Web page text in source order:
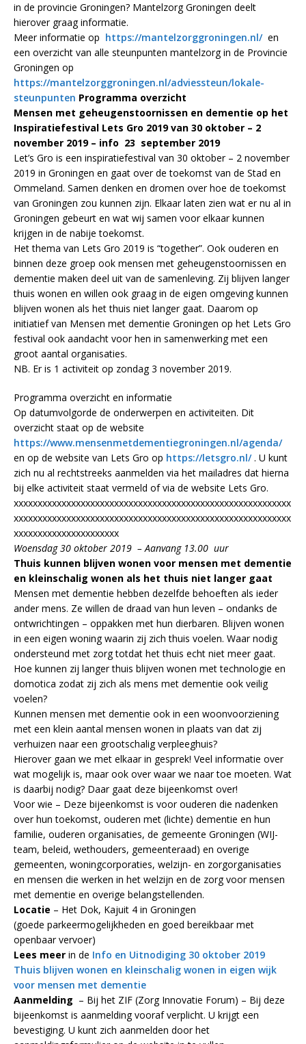
in de provincie Groningen? Mantelzorg Groningen deelt
hierover graag informatie.
Meer informatie op https://mantelzorggroningen.nl/ en
een overzicht van alle steunpunten mantelzorg in de Provincie
Groningen op
https://mantelzorggroningen.nl/adviessteun/lokale-
steunpunten Programma overzicht
Mensen met geheugenstoornissen en dementie op het
Inspiratiefestival Lets Gro 2019 van 30 oktober – 2
november 2019 – info 23 september 2019
Let’s Gro is een inspiratiefestival van 30 oktober – 2 november
2019 in Groningen en gaat over de toekomst van de Stad en
Ommeland. Samen denken en dromen over hoe de toekomst
van Groningen zou kunnen zijn. Elkaar laten zien wat er nu al in
Groningen gebeurt en wat wij samen voor elkaar kunnen
krijgen in de nabije toekomst.
Het thema van Lets Gro 2019 is “together”. Ook ouderen en
binnen deze groep ook mensen met geheugenstoornissen en
dementie maken deel uit van de samenleving. Zij blijven langer
thuis wonen en willen ook graag in de eigen omgeving kunnen
blijven wonen als het thuis niet langer gaat. Daarom op
initiatief van Mensen met dementie Groningen op het Lets Gro
festival ook aandacht voor hen in samenwerking met een
groot aantal organisaties.
NB. Er is 1 activiteit op zondag 3 november 2019.
Programma overzicht en informatie
Op datumvolgorde de onderwerpen en activiteiten. Dit
overzicht staat op de website
https://www.mensenmetdementiegroningen.nl/agenda/
en op de website van Lets Gro op https://letsgro.nl/. U kunt
zich nu al rechtstreeks aanmelden via het mailadres dat hierna
bij elke activiteit staat vermeld of via de website Lets Gro.
xxxxxxxxxxxxxxxxxxxxxxxxxxxxxxxxxxxxxxxxxxxxxxxxxxxxxxxxxx
xxxxxxxxxxxxxxxxxxxxxxxxxxxxxxxxxxxxxxxxxxxxxxxxxxxxxxxxxx
xxxxxxxxxxxxxxxxxxxxxx
Woensdag 30 oktober 2019 – Aanvang 13.00 uur
Thuis kunnen blijven wonen voor mensen met dementie
en kleinschalig wonen als het thuis niet langer gaat
Mensen met dementie hebben dezelfde behoeften als ieder
ander mens. Ze willen de draad van hun leven – ondanks de
ontwrichtingen – oppakken met hun dierbaren. Blijven wonen
in een eigen woning waarin zij zich thuis voelen. Waar nodig
ondersteund met zorg totdat het thuis echt niet meer gaat.
Hoe kunnen zij langer thuis blijven wonen met technologie en
domotica zodat zij zich als mens met dementie ook veilig
voelen?
Kunnen mensen met dementie ook in een woonvoorziening
met een klein aantal mensen wonen in plaats van dat zij
verhuizen naar een grootschalig verpleeghuis?
Hierover gaan we met elkaar in gesprek! Veel informatie over
wat mogelijk is, maar ook over waar we naar toe moeten. Wat
is daarbij nodig? Daar gaat deze bijeenkomst over!
Voor wie – Deze bijeenkomst is voor ouderen die nadenken
over hun toekomst, ouderen met (lichte) dementie en hun
familie, ouderen organisaties, de gemeente Groningen (WIJ-
team, beleid, wethouders, gemeenteraad) en overige
gemeenten, woningcorporaties, welzijn- en zorgorganisaties
en mensen die werken in het welzijn en de zorg voor mensen
met dementie en overige belangstellenden.
Locatie – Het Dok, Kajuit 4 in Groningen
(goede parkeermogelijkheden en goed bereikbaar met
openbaar vervoer)
Lees meer in de Info en Uitnodiging 30 oktober 2019
Thuis blijven wonen en kleinschalig wonen in eigen wijk
voor mensen met dementie
Aanmelding – Bij het ZIF (Zorg Innovatie Forum) – Bij deze
bijeenkomst is aanmelding vooraf verplicht. U krijgt een
bevestiging. U kunt zich aanmelden door het